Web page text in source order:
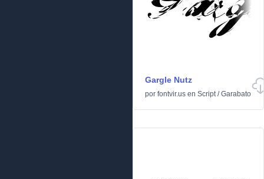
Gargle Nutz
por fontvir.us en Script/Garabato